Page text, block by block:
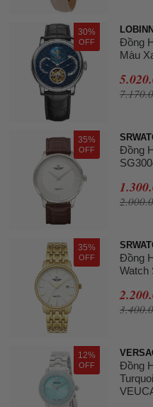
30%
OFF
LOBINNI
Đồng
Màu
35%
OFF
Đồng
35%
OFF
Đồng
Watch
12%
OFF
Đồng